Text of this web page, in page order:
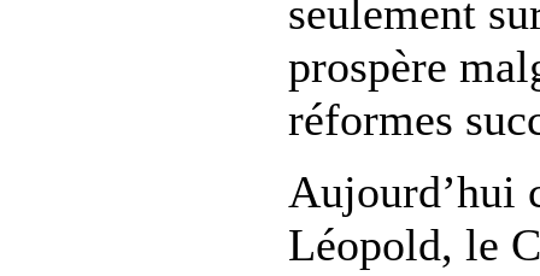
seulement
prospère
réformes
Aujourd’hui
Léopold, le